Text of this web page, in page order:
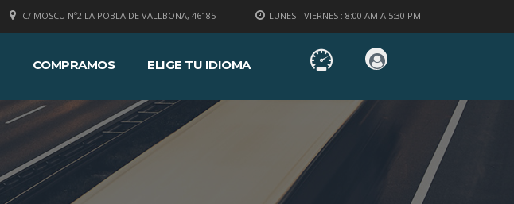
LUNES - VIERNES : 8:00 AM A 5:30 PM
C/ MOSCU Nº2 LA POBLA DE VALLBONA, 46185
COMPRAMOS ELIGE TU IDIOMA